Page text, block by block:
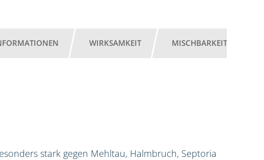
WIRKSAMKEIT MISCHBARKEIT
stark gegen Mehltau, Halmbruch, Septoria